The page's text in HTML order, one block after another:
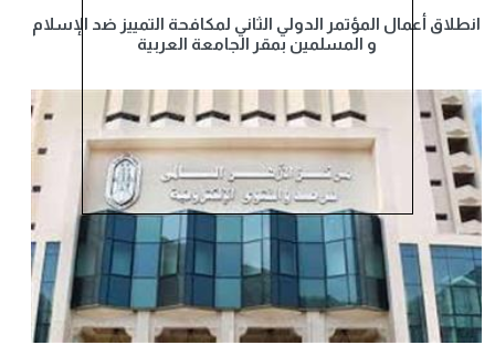
انطلاق أعمال المؤتمر الدولي الثاني لمكافحة التمييز ضد الإسلام
و المسلمين بمقر الجامعة العربية